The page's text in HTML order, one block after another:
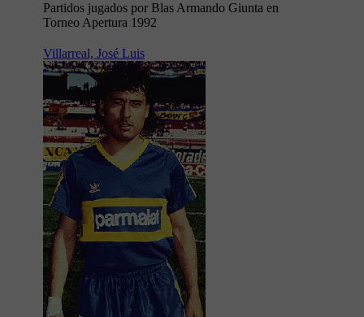
Partidos jugados por Blas Armando Giunta en
Torneo Apertura 1992
Villarreal, José Luis